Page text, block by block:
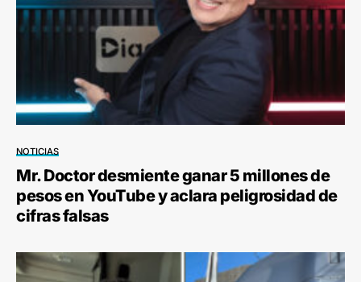
NOTICIAS
Mr. Doctor desmiente ganar 5 millones de
pesos en YouTube y aclara peligrosidad de
cifras falsas